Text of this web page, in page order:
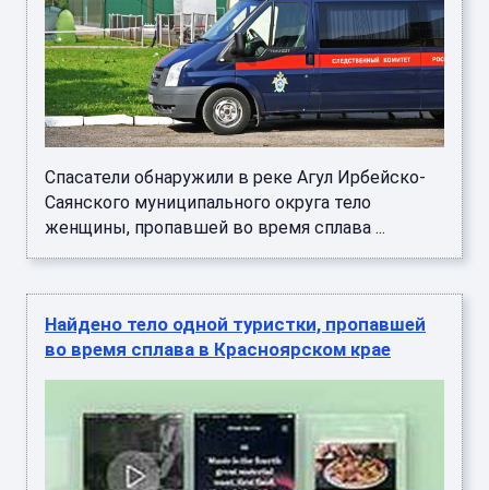
Спасатели обнаружили в реке Агул Ирбейско-
Саянского муниципального округа тело
женщины, пропавшей во время сплава ...
Найдено тело одной туристки, пропавшей
во время сплава в Красноярском крае